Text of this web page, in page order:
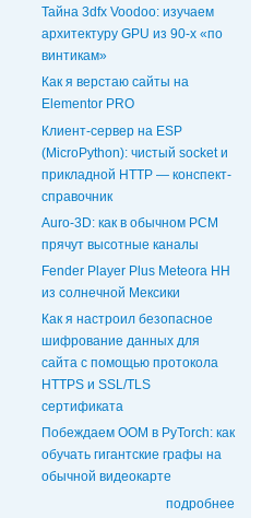
Тайна 3dfx Voodoo: изучаем
архитектуру GPU из 90-х «по
винтикам»
Как я верстаю сайты на
Elementor PRO
Клиент-сервер на ESP
(MicroPython): чистый socket и
прикладной HTTP — конспект-
справочник
Auro-3D: как в обычном PCM
прячут высотные каналы
Fender Player Plus Meteora HH
из солнечной Мексики
Как я настроил безопасное
шифрование данных для
сайта с помощью протокола
HTTPS и SSL/TLS
сертификата
Побеждаем OOM в PyTorch: как
обучать гигантские графы на
обычной видеокарте
подробнее